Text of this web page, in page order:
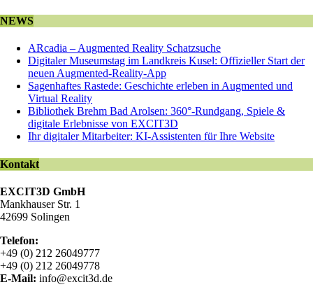
NEWS
ARcadia – Augmented Reality Schatzsuche
Digitaler Museumstag im Landkreis Kusel: Offizieller Start der
neuen Augmented-Reality-App
Sagenhaftes Rastede: Geschichte erleben in Augmented und
Virtual Reality
Bibliothek Brehm Bad Arolsen: 360°-Rundgang, Spiele &
digitale Erlebnisse von EXCIT3D
Ihr digitaler Mitarbeiter: KI-Assistenten für Ihre Website
Kontakt
EXCIT3D GmbH
Mankhauser Str. 1
42699 Solingen
Telefon:
+49 (0) 212 26049777
+49 (0) 212 26049778
E-Mail: info@excit3d.de